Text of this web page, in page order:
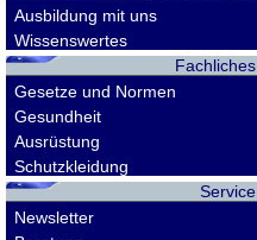
Ausbildung mit uns
Wissenswertes
Fachliches
Gesetze und Normen
Gesundheit
Ausrüstung
Schutzkleidung
Service
Newsletter